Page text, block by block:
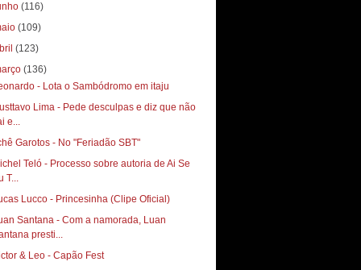
(116)
(109)
(123)
(136)
- Lota o Sambódromo em itaju
Lima - Pede desculpas e diz que não
e...
Garotos - No "Feriadão SBT"
Teló - Processo sobre autoria de Ai Se
T...
Lucco - Princesinha (Clipe Oficial)
Santana - Com a namorada, Luan
presti...
& Leo - Capão Fest